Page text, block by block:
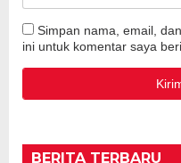
Simpan nama, email,
ini untuk komentar saya
BERITA TERBARU